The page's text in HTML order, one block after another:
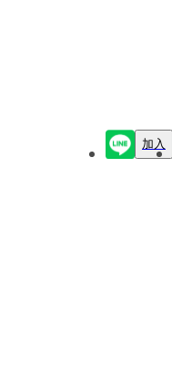
加入